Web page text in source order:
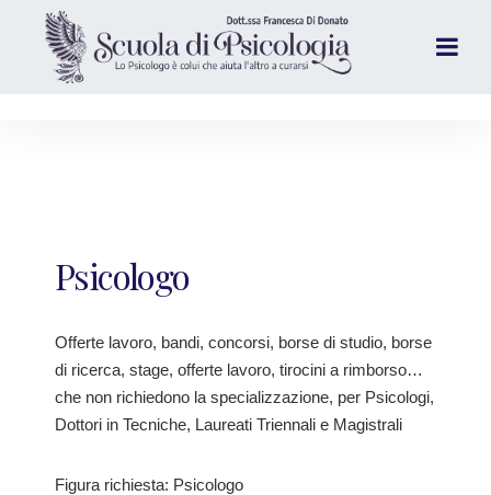
Psicologo
Offerte lavoro, bandi, concorsi, borse di studio, borse
di ricerca, stage, offerte lavoro, tirocini a rimborso…
che non richiedono la specializzazione, per Psicologi,
Dottori in Tecniche, Laureati Triennali e Magistrali
Figura richiesta: Psicologo